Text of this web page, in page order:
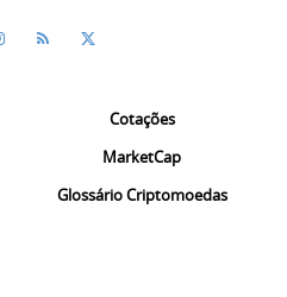
Cotações
MarketCap
Glossário Criptomoedas